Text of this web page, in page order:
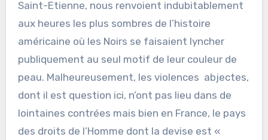
Saint-Etienne, nous renvoient indubitablement
aux heures les plus sombres de l’histoire
américaine où les Noirs se faisaient lyncher
publiquement au seul motif de leur couleur de
peau. Malheureusement, les violences abjectes,
dont il est question ici, n’ont pas lieu dans de
lointaines contrées mais bien en France, le pays
des droits de l’Homme dont la devise est «